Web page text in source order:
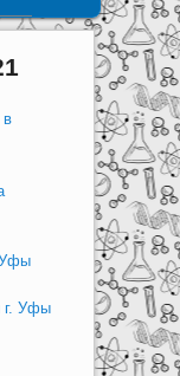
в
Уфы
г. Уфы